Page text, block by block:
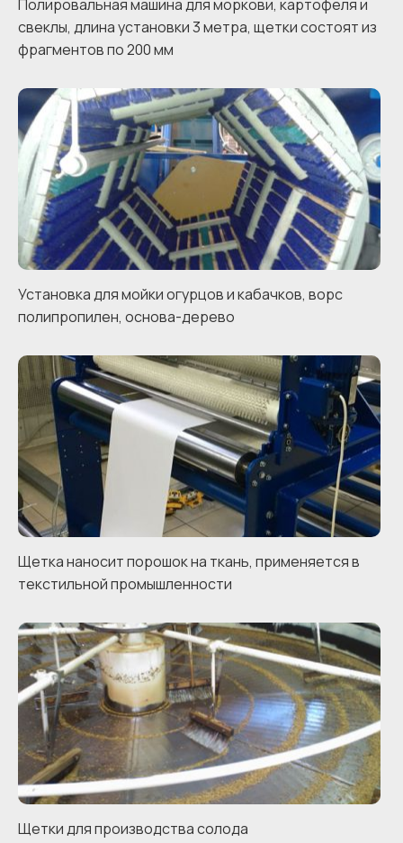
Полировальная машина для моркови, картофеля и
свеклы, длина установки 3 метра, щетки состоят из
фрагментов по 200 мм
Установка для мойки огурцов и кабачков, ворс
полипропилен, основа-дерево
Щетка наносит порошок на ткань, применяется в
текстильной промышленности
Щетки для производства солода